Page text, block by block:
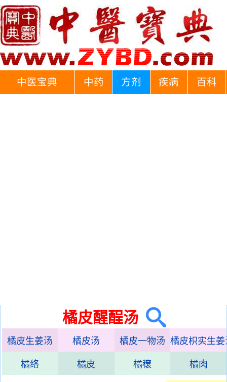
中医宝典 中药 方剂 疾病 百科
橘皮醒酲汤
橘皮生姜汤 橘皮汤 橘皮一物汤 橘皮枳实生姜
橘络 橘皮 橘穣 橘肉